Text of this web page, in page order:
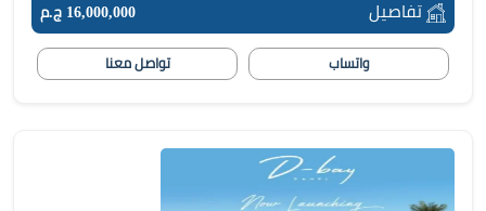
تفاصيل 16,000,000 ج.م
واتساب تواصل معنا